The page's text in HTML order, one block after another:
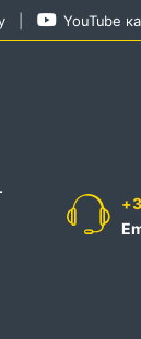
YouTube